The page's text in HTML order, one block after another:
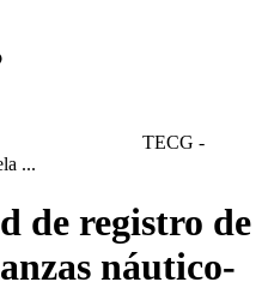
TECG -
...
de registro de
náutico-